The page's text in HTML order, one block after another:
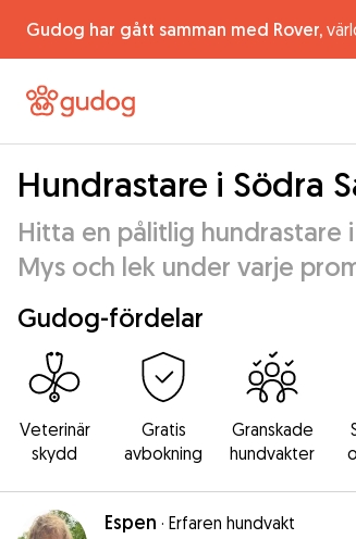
Gudog har gått samman med Rover,
Hundrastare i Södra
Hitta en pålitlig hundrastare
Mys och lek under varje
Gudog-fördelar
Veterinär
skydd
Gratis
avbokning
Granskade
hundvakter
Espen · Erfaren hundvakt